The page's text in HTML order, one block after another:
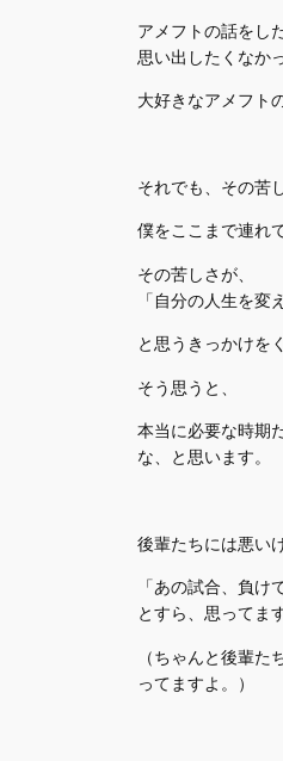
アメフトの話をし
思い出したくなか
大好きなアメフト
それでも、その苦
僕をここまで連れ
その苦しさが、
「自分の人生を変
と思うきっかけを
そう思うと、
本当に必要な時期
な、と思います。
後輩たちには悪い
「あの試合、負け
とすら、思ってま
（ちゃんと後輩た
ってますよ。）